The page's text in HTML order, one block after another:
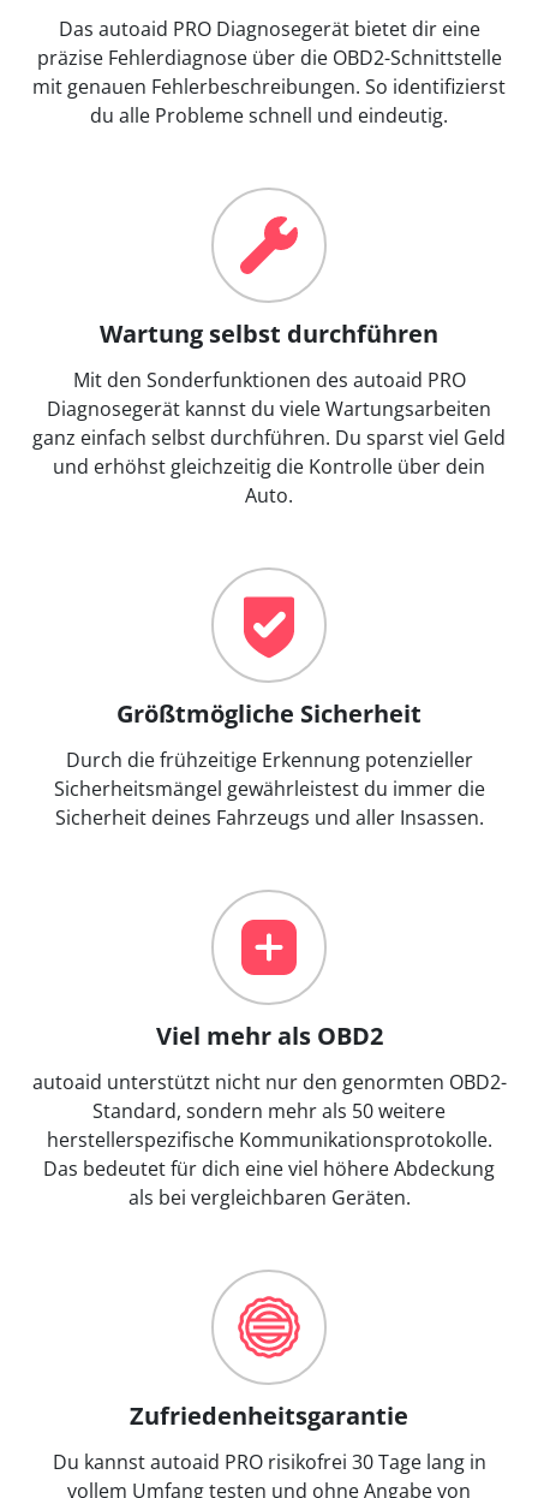
Das autoaid PRO Diagnosegerät bietet dir eine
präzise Fehlerdiagnose über die OBD2-Schnittstelle
mit genauen Fehlerbeschreibungen. So identifizierst
du alle Probleme schnell und eindeutig.
Wartung selbst durchführen
Mit den Sonderfunktionen des autoaid PRO
Diagnosegerät kannst du viele Wartungsarbeiten
ganz einfach selbst durchführen. Du sparst viel Geld
und erhöhst gleichzeitig die Kontrolle über dein
Auto.
Größtmögliche Sicherheit
Durch die frühzeitige Erkennung potenzieller
Sicherheitsmängel gewährleistest du immer die
Sicherheit deines Fahrzeugs und aller Insassen.
Viel mehr als OBD2
autoaid unterstützt nicht nur den genormten OBD2-
Standard, sondern mehr als 50 weitere
herstellerspezifische Kommunikationsprotokolle.
Das bedeutet für dich eine viel höhere Abdeckung
als bei vergleichbaren Geräten.
Zufriedenheitsgarantie
Du kannst autoaid PRO risikofrei 30 Tage lang in
vollem Umfang testen und ohne Angabe von